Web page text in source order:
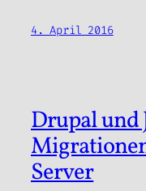
4. April 2016
Drupal und
Server